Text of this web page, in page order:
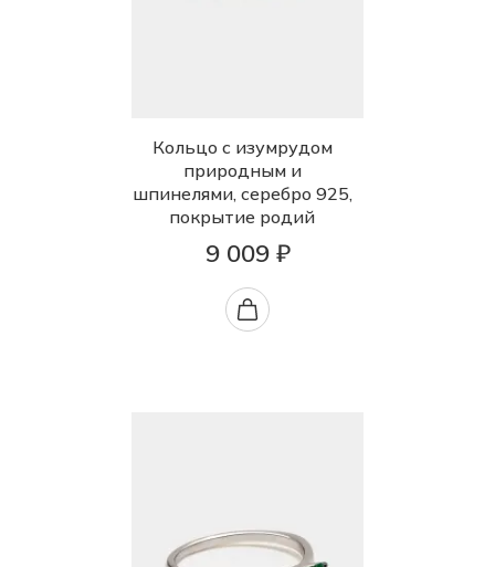
Кольцо с изумрудом
природным и
шпинелями, серебро 925,
покрытие родий
9 009 ₽